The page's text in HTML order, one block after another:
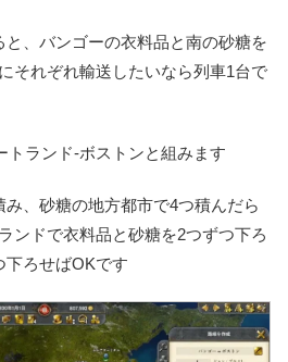
、バンゴーの衣料品と南の砂糖を
それぞれ輸送したいなら列車1台で
トランド-ボストンと組みます
、砂糖の地方都市で4つ積んだら
ンドで衣料品と砂糖を2つずつ下ろ
下ろせばOKです